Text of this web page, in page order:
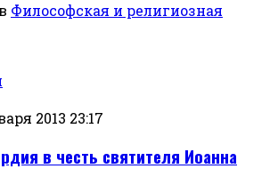
Философская и религиозная
2013 23:17
в честь святителя Иоанна